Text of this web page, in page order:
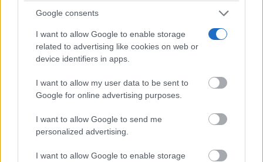
Google consents
I want to allow Google to enable storage
related to advertising like cookies on web or
device identifiers in apps.
I want to allow my user data to be sent to
Google for online advertising purposes.
I want to allow Google to send me
personalized advertising.
I want to allow Google to enable storage